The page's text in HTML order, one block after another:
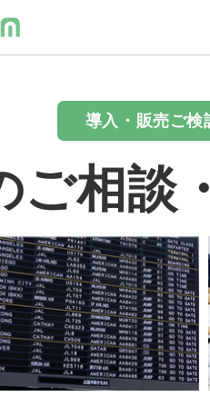
導入・販売ご検
ご相談